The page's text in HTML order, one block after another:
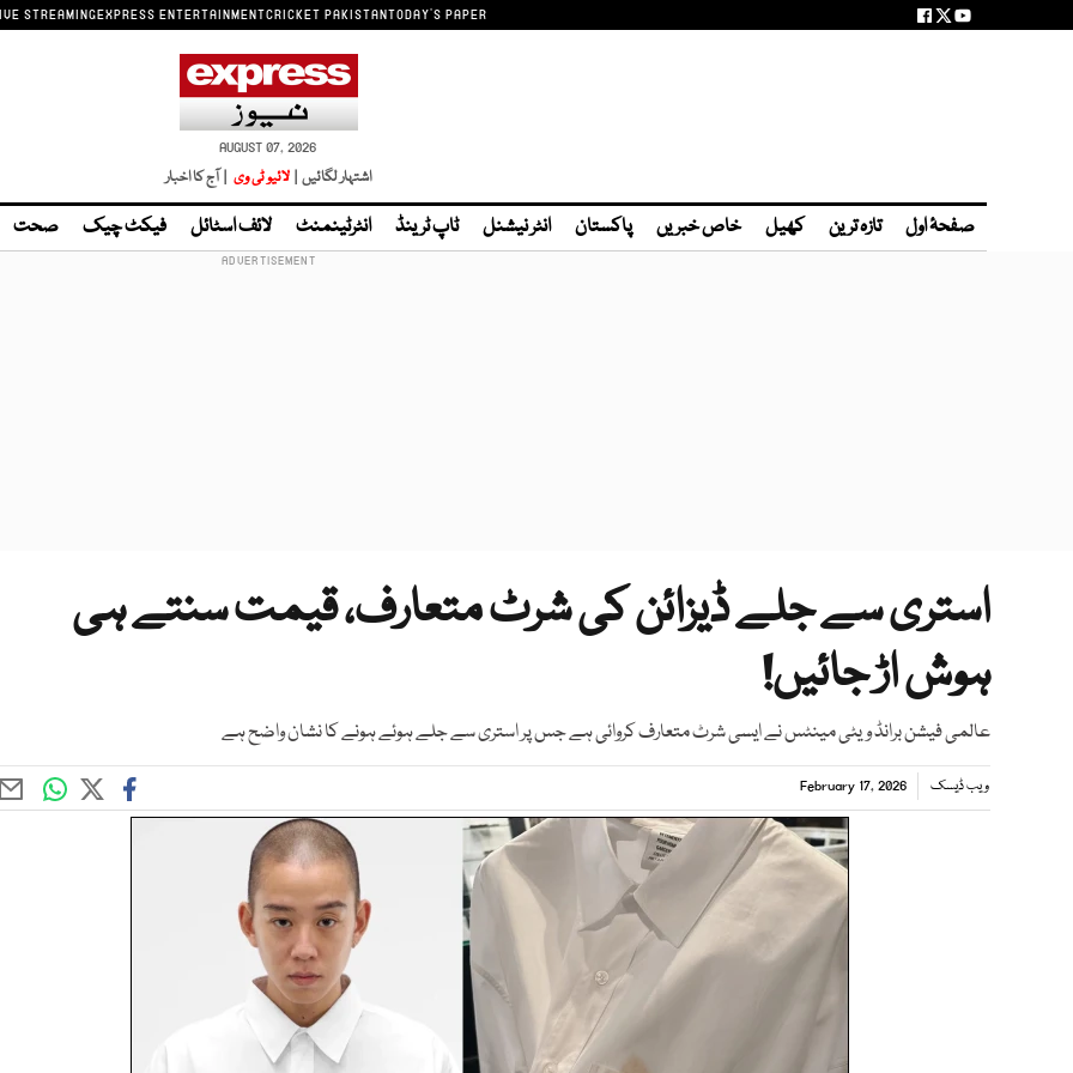
STREAMINGEXPRESS ENTERTAINMENTCRICKET PAKISTANTODAY'S PAPER
AUGUST 07, 2026
اشتہار لگائیں | لائیو ٹی وی | آج کا اخبار
صفحۂ اول تازہ ترین کھیل خاص خبریں پاکستان انٹر نیشنل ٹاپ ٹرینڈ انٹرٹینمنٹ لائف اسٹائل فیکٹ چیک صحت
استری سے جلے ڈیزائن کی شرٹ متعارف، قیمت سنتے ہی
ہوش اڑ جائیں!
عالمی فیشن برانڈ ویٹی مینٹس نے ایسی شرٹ متعارف کروائی ہے جس پر استری سے جلے ہوئے ہونے کا نشان واضح ہے
ویب ڈیسک February 17, 2026